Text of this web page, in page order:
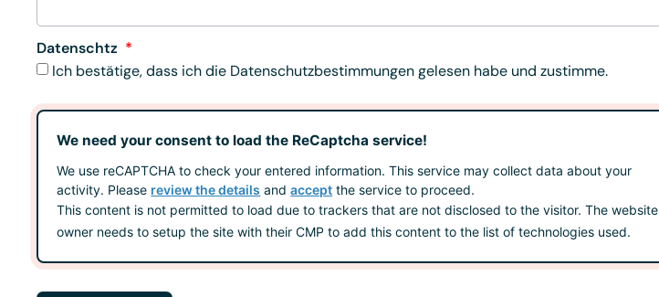
Datenschtz
Ich bestätige, dass ich die Datenschutzbestimmungengelesen habe und zustimme.
We need your consent to load the ReCaptcha service!
We use reCAPTCHA to check your entered information. This service may collect data about your
activity. Please review the details andaccept the service to proceed.
This content is not permitted to load due to trackers that are not disclosed to the visitor. The website
owner needs to setup the site with their CMP to add this content to the list of technologies used.